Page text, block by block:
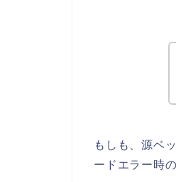
もしも、源ベ
ードエラー時